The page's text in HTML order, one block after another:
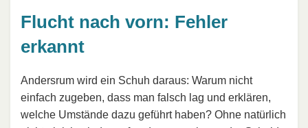
Flucht nach vorn: Fehler
erkannt
Andersrum wird ein Schuh daraus: Warum nicht
einfach zugeben, dass man falsch lag und erklären,
welche Umstände dazu geführt haben? Ohne natürlich